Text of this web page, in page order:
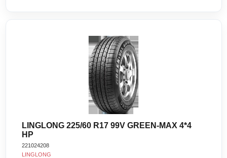
LINGLONG 225/60 R17 99V GREEN-MAX 4*4
HP
221024208
LINGLONG